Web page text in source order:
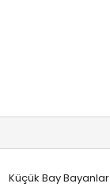
Küçük Bay Bayanlar